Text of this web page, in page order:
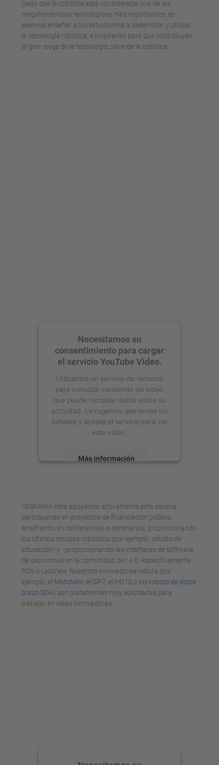
Management Platform
Dado que la robótica está considerada una de las
megatendencias tecnológicas más importantes, es
esencial enseñar a los estudiantes a desarrollar y utilizar
la tecnología robótica, e inspirarles para que contribuyan
al gran auge de la tecnología clave de la robótica.
Necesitamos su
consentimiento para cargar
el servicio YouTube Video.
Utilizamos un servicio de terceros
para incrustar contenido de vídeo
que puede recopilar datos sobre su
actividad. Le rogamos que revise los
detalles y acepte el servicio para ver
este vídeo.
Más información
Management Platform
YASKAWA está apoyando activamente esta escena,
participando en proyectos de financiación pública,
enseñando en conferencias o seminarios, proporcionando
los últimos equipos robóticos (por ejemplo, células de
educación) y - proporcionando las interfaces de software
de uso común en la comunidad de I + D, específicamente
ROS o LabView. Nuestros innovadores robots (por
ejemplo, el MotoMini , el GP7 , el HC10 o los robots de doble
brazo SDA) son plataformas muy solicitadas para
trabajar en ideas innovadoras.